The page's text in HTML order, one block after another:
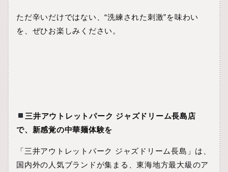
ただ辛いだけではない、“洗練された刺激”を味わい
を、ぜひお楽しみください。
三井アウトレットパーク ジャズドリーム長島店
で、新感覚の中華麺体験を
「三井アウトレットパーク ジャズドリーム長島」は、
国内外の人気ブランドが集まる、東海地方最大級のア